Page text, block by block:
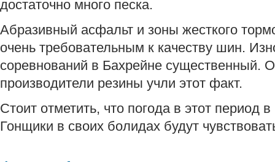
достаточно много песка.
Абразивный асфальт и зоны жесткого
очень требовательным к качеству шин.
соревнований в Бахрейне существенный.
производители резины учли этот факт.
Стоит отметить, что погода в этот период
Гонщики в своих болидах будут